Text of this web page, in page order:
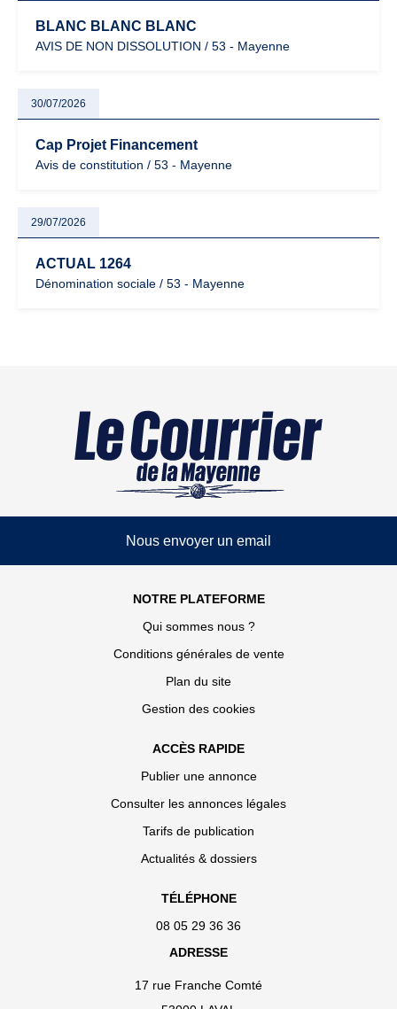
BLANC BLANC BLANC
AVIS DE NON DISSOLUTION / 53 - Mayenne
30/07/2026
Cap Projet Financement
Avis de constitution / 53 - Mayenne
29/07/2026
ACTUAL 1264
Dénomination sociale / 53 - Mayenne
Nous envoyer un email
NOTRE PLATEFORME
Qui sommes nous ?
Conditions générales de vente
Plan du site
Gestion des cookies
ACCÈS RAPIDE
Publier une annonce
Consulter les annonces légales
Tarifs de publication
Actualités & dossiers
TÉLÉPHONE
08 05 29 36 36
ADRESSE
17 rue Franche Comté